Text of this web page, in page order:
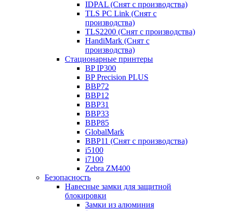
IDPAL (Снят с производства)
TLS PC Link (Снят с
производства)
TLS2200 (Снят с производства)
HandiMark (Снят с
производства)
Стационарные принтеры
BP IP300
BP Precision PLUS
BBP72
BBP12
BBP31
BBP33
BBP85
GlobalMark
BBP11 (Снят с производства)
i5100
i7100
Zebra ZM400
Безопасность
Навесные замки для защитной
блокировки
Замки из алюминия